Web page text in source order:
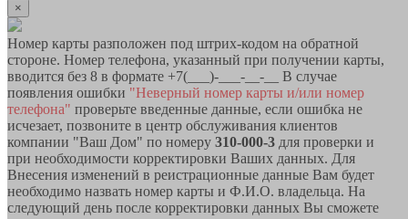
×
Номер карты разположен под штрих-кодом на обратной
стороне. Номер телефона, указанный при получении карты,
вводится без 8 в формате +7(___)-___-__-__ В случае
появления ошибки "Неверный номер карты и/или номер
телефона" проверьте введенные данные, если ошибка не
исчезает, позвоните в центр обслуживания клиентов
компании "Ваш Дом" по номеру 310-000-3 для проверки и
при необходимости корректировки Ваших данных. Для
Внесения изменений в реистрационные данные Вам будет
необходимо назвать номер карты и Ф.И.О. владельца. На
следующий день после корректировки данных Вы сможете